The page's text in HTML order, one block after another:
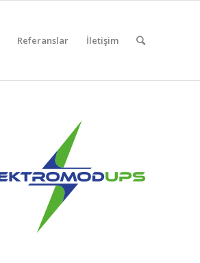
Referanslar İletişim